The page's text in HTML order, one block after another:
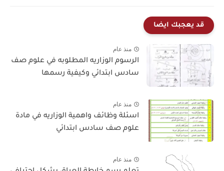
قد يعجبك ايضا
منذ عام
الرسوم الوزاريه المطلوبه في علوم صف
سادس ابتدائي وكيفية رسمها
منذ عام
اسئلة وظائف واهمية الوزاريه في مادة
علوم صف سادس ابتدائي
منذ عام